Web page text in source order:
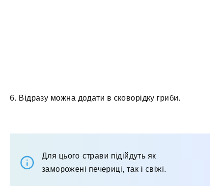
6. Відразу можна додати в сковорідку гриби.
Для цього страви підійдуть як
заморожені печериці, так і свіжі.